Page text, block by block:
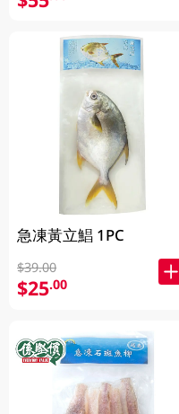
急凍黃立鯧 1PC
$39.00
$25.00